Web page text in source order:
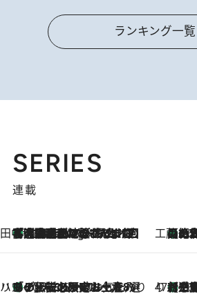
ランキング一覧
SERIES
連載
田中稲の勝手に再ブーム
4 Hours Ago
「湘南乃風に憧れて」観客大盛上がりの“タオル回し”に、ラッパー顔負けの高速歌唱まで…さだまさし（74）のアグレッシブすぎる現在地 工藤ま
【ハワイ土産】ローカルの絶大な支持で復活！ 絶品
ハワイ賢者 リサのお気に入りリスト2026.8.6
あの伝説の限定トートも！ リニューアルした「ディーン＆デルーカ ハワイ」で必須のお土産8選 47都道府県の手み
【三重県】この夏絶対食べた